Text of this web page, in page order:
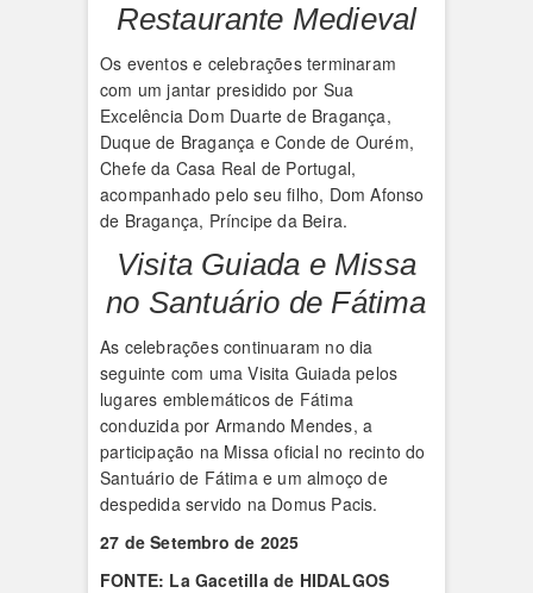
Restaurante Medieval
Os eventos e celebrações terminaram
com um jantar presidido por Sua
Excelência Dom Duarte de Bragança,
Duque de Bragança e Conde de Ourém,
Chefe da Casa Real de Portugal,
acompanhado pelo seu filho, Dom Afonso
de Bragança, Príncipe da Beira.
Visita Guiada e Missa
no Santuário de Fátima
As celebrações continuaram no dia
seguinte com uma Visita Guiada pelos
lugares emblemáticos de Fátima
conduzida por Armando Mendes, a
participação na Missa oficial no recinto do
Santuário de Fátima e um almoço de
despedida servido na Domus Pacis.
27 de Setembro de 2025
FONTE: La Gacetilla de HIDALGOS